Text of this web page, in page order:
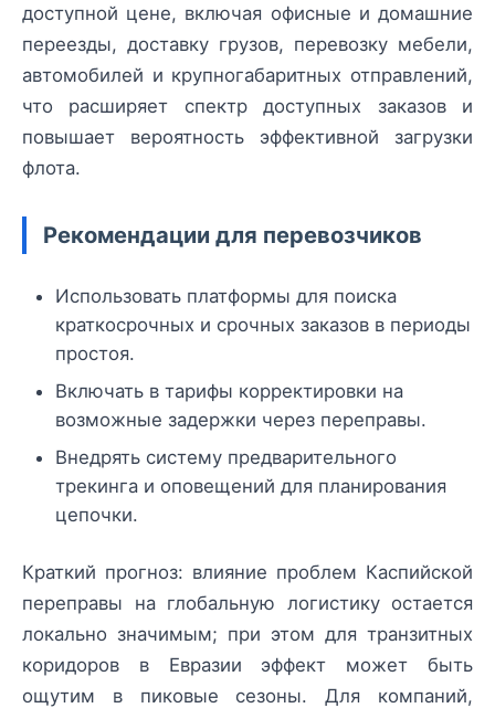
доступной цене, включая офисные и домашние
переезды, доставку грузов, перевозку мебели,
автомобилей и крупногабаритных отправлений,
что расширяет спектр доступных заказов и
повышает вероятность эффективной загрузки
флота.
Рекомендации для перевозчиков
Использовать платформы для поиска
краткосрочных и срочных заказов в периоды
простоя.
Включать в тарифы корректировки на
возможные задержки через переправы.
Внедрять систему предварительного
трекинга и оповещений для планирования
цепочки.
Краткий прогноз: влияние проблем Каспийской
переправы на глобальную логистику остается
локально значимым; при этом для транзитных
коридоров в Евразии эффект может быть
ощутим в пиковые сезоны. Для компаний,